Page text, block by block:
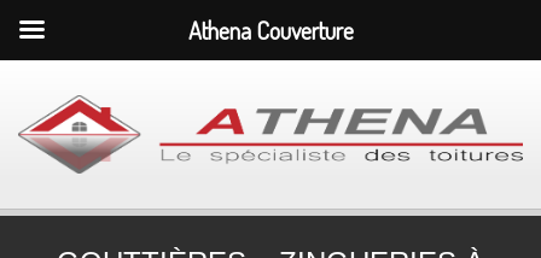
Athena Couverture